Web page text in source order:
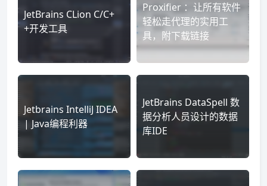
JetBrains CLion C/C+
+开发工具
Proxifier ：让所有软件
轻松走代理的实用工
具，附下载链接
Jetbrains IntelliJ IDEA
| Java编程利器
JetBrains DataSpell 数
据分析人员设计的数据
库IDE